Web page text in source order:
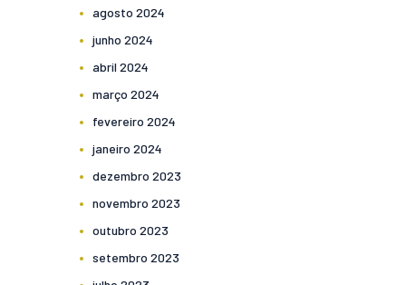
agosto 2024
junho 2024
abril 2024
março 2024
fevereiro 2024
janeiro 2024
dezembro 2023
novembro 2023
outubro 2023
setembro 2023